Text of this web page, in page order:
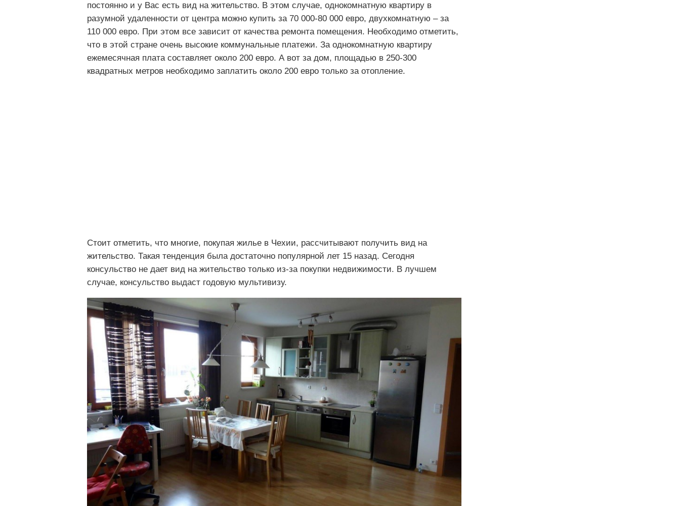
постоянно и у Вас есть вид на жительство. В этом случае, однокомнатную квартиру в
разумной удаленности от центра можно купить за 70 000-80 000 евро, двухкомнатную – за
110 000 евро. При этом все зависит от качества ремонта помещения. Необходимо отметить,
что в этой стране очень высокие коммунальные платежи. За однокомнатную квартиру
ежемесячная плата составляет около 200 евро. А вот за дом, площадью в 250-300
квадратных метров необходимо заплатить около 200 евро только за отопление.
Стоит отметить, что многие, покупая жилье в Чехии, рассчитывают получить вид на
жительство. Такая тенденция была достаточно популярной лет 15 назад. Сегодня
консульство не дает вид на жительство только из-за покупки недвижимости. В лучшем
случае, консульство выдаст годовую мультивизу.